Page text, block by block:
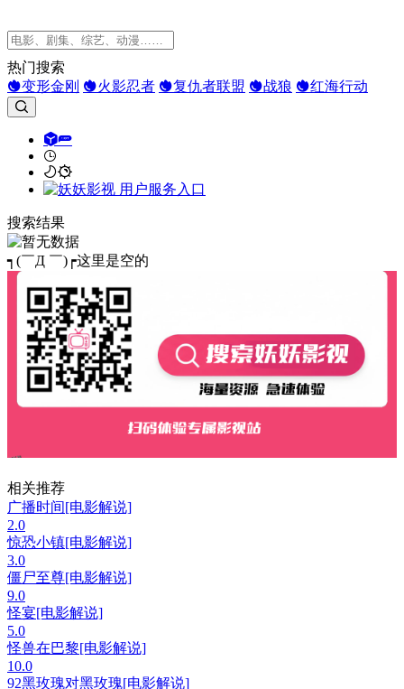
热门搜索
变形金刚
火影忍者 复仇者联盟 战狼 红海行动
搜索结果
┑(￣Д ￣)┍这里是空的
相关推荐
广播时间[电影解说]
2.0
惊恐小镇[电影解说]
3.0
僵尸至尊[电影解说]
9.0
怪宴[电影解说]
5.0
怪兽在巴黎[电影解说]
10.0
92黑玫瑰对黑玫瑰[电影解说]